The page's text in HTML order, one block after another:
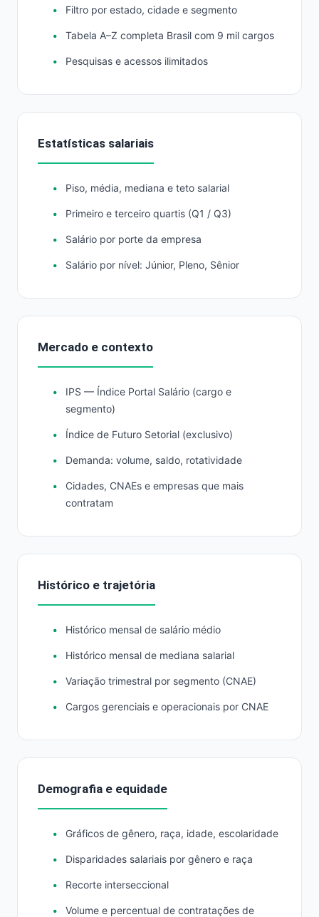
Filtro por estado, cidade e segmento
Tabela A–Z completa Brasil com 9 mil cargos
Pesquisas e acessos ilimitados
Estatísticas salariais
Piso, média, mediana e teto salarial
Primeiro e terceiro quartis (Q1 / Q3)
Salário por porte da empresa
Salário por nível: Júnior, Pleno, Sênior
Mercado e contexto
IPS — Índice Portal Salário (cargo e
segmento)
Índice de Futuro Setorial (exclusivo)
Demanda: volume, saldo, rotatividade
Cidades, CNAEs e empresas que mais
contratam
Histórico e trajetória
Histórico mensal de salário médio
Histórico mensal de mediana salarial
Variação trimestral por segmento (CNAE)
Cargos gerenciais e operacionais por CNAE
Demografia e equidade
Gráficos de gênero, raça, idade, escolaridade
Disparidades salariais por gênero e raça
Recorte interseccional
Volume e percentual de contratações de